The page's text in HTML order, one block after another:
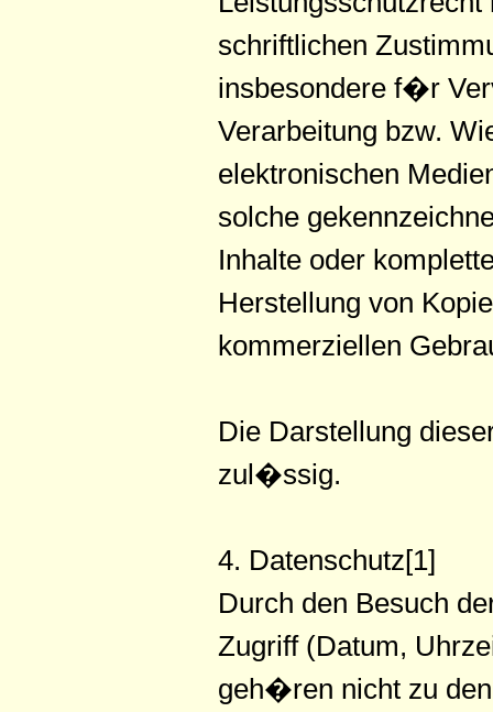
schriftlichen
insbesondere f�r
Verarbeitung bzw.
elektronischen
solche
Inhalte oder
Herstellung von
kommerziellen
Die Darstellung
zul�ssig.
4. Datenschutz[1]
Durch den Besuch
Zugriff (Datum,
geh�ren nicht zu